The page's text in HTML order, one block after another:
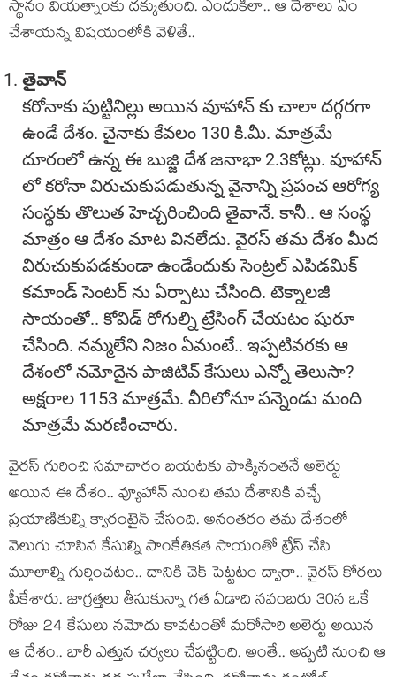
స్థానం వియత్నాంకు దక్కుతుంది. ఎందుకిలా.. ఆ దేశాలు ఏం
చేశాయన్న విషయంలోకి వెళితే..
తైవాన్
కరోనాకు పుట్టినిల్లు అయిన వూహాన్ కు చాలా దగ్గరగా
ఉండే దేశం. చైనాకు కేవలం 130 కి.మీ. మాత్రమే
దూరంలో ఉన్న ఈ బుజ్జి దేశ జనాభా 2.3కోట్లు. వూహాన్
లో కరోనా విరుచుకుపడుతున్న వైనాన్ని ప్రపంచ ఆరోగ్య
సంస్థకు తొలుత హెచ్చరించింది తైవానే. కానీ.. ఆ సంస్థ
మాత్రం ఆ దేశం మాట వినలేదు. వైరస్ తమ దేశం మీద
విరుచుకుపడకుండా ఉండేందుకు సెంట్రల్ ఎపిడమిక్
కమాండ్ సెంటర్ ను ఏర్పాటు చేసింది. టెక్నాలజీ
సాయంతో.. కోవిడ్ రోగుల్ని ట్రేసింగ్ చేయటం షురూ
చేసింది. నమ్మలేని నిజం ఏమంటే.. ఇప్పటివరకు ఆ
దేశంలో నమోదైన పాజిటివ్ కేసులు ఎన్నో తెలుసా?
అక్షరాల 1153 మాత్రమే. వీరిలోనూ పన్నెండు మంది
మాత్రమే మరణించారు.
వైరస్ గురించి సమాచారం బయటకు పొక్కినంతనే అలెర్టు
అయిన ఈ దేశం.. వ్యూహాన్ నుంచి తమ దేశానికి వచ్చే
ప్రయాణికుల్ని క్వారంటైన్ చేసంది. అనంతరం తమ దేశంలో
వెలుగు చూసిన కేసుల్ని సాంకేతికత సాయంతో ట్రేస్ చేసి
మూలాల్ని గుర్తించటం.. దానికి చెక్ పెట్టటం ద్వారా.. వైరస్ కోరలు
పీకేశారు. జాగ్రత్తలు తీసుకున్నా గత ఏడాది నవంబరు 30న ఒకే
రోజు 24 కేసులు నమోదు కావటంతో మరోసారి అలెర్టు అయిన
ఆ దేశం.. భారీ ఎత్తున చర్యలు చేపట్టింది. అంతే.. అప్పటి నుంచి ఆ